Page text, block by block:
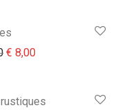
Il prezzo originale era:
€ 8,00Il prezzo attuale